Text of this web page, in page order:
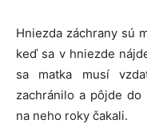
Hniezda záchrany sú
keď sa v hniezde
sa matka musí
zachránilo a pôjde
na neho roky čakali.